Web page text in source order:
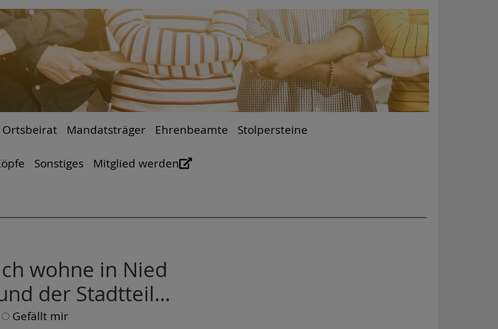
Ortsbeirat Mandatsträger Ehrenbeamte Stolpersteine
Sonstiges Mitglied werden
wohne in Nied
der Stadtteil...
Gefällt mir